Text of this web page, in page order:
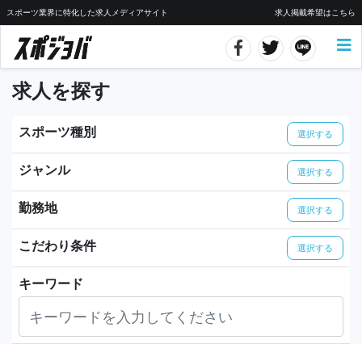
スポーツ業界に特化した求人メディアサイト 求人掲載希望はこちら
求人を探す
スポーツ種別 選択する
ジャンル 選択する
勤務地 選択する
こだわり条件 選択する
キーワード